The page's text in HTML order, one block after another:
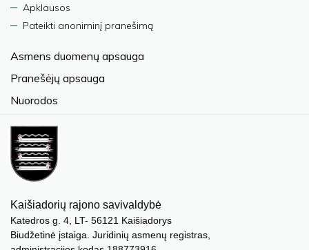
Apklausos
Pateikti anoniminį pranešimą
Asmens duomenų apsauga
Pranešėjų apsauga
Nuorodos
Kaišiadorių rajono savivaldybė
Katedros g. 4, LT- 56121 Kaišiadorys
Biudžetinė įstaiga. Juridinių asmenų registras,